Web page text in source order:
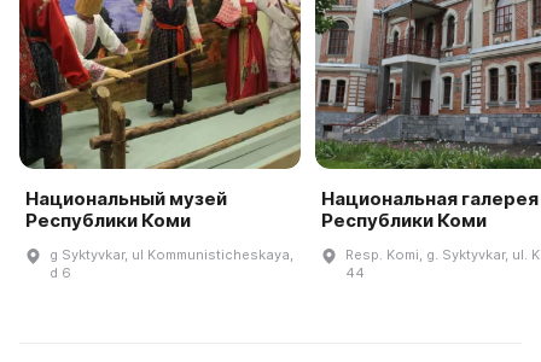
Национальный музей
Республики Коми
g Syktyvkar, ul Kommunisticheskaya,
d 6
Национальная галерея
Республики Коми
Resp. Komi, g. Syktyvkar, ul.
44